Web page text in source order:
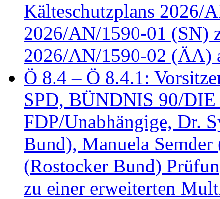
Kälteschutzplans 2026/
2026/AN/1590-01 (SN)
2026/AN/1590-02 (ÄA)
Ö 8.4 – Ö 8.4.1:
SPD, BÜNDNIS 90/
FDP/Unabhängige, Dr.
Bund), Manuela
(Rostocker Bund)
zu einer erweiterten